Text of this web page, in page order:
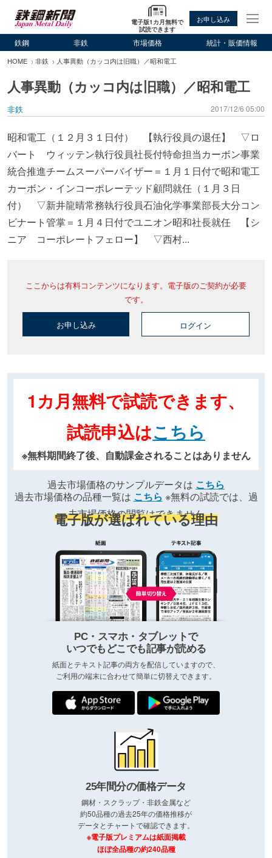
電子版1カ月無料で
試読できます
お申し込み
鉄鋼 非鉄 市場価格 統計・販価情報
HOME 非鉄 人事異動（カッコ内は旧職）／昭和電工
人事異動（カッコ内は旧職）／昭和電工
非鉄 2017/12/6 05:00
昭和電工（１２月３１日付） 【執行役員の退任】 ▽ロ
バート ウィッテン執行役員社長付特命担当カーボン事業
統合推進チームスーパーバイザー＝１月１日付で昭和電工
カーボン・インコーポレーテッド顧問就任（１月３日
付） ▽新井龍晴常務執行役員石油化学事業部長大分コン
ビナート管掌＝１月４日付でユニオン昭和社長就任 【シ
ニア コーポレートフェロー】 ▽西村...
ここからは有料コンテンツになります。電子版のご契約が必要
です。
お申し込み ログイン
1カ月無料で試読できます、
試読申込はこちら
※無料期間終了後、自動課金されることはありません
過去市場価格のサンプルデータは こちら
過去市場価格の品種一覧は こちら ※無料の試読では、過
去市場価格の閲覧はできません
電子版が選ばれている理由
PC・スマホ・タブレットで
いつでもどこでも記事が読める
紙面とテキスト記事の両方を配信していますので、
ご利用の端末に合わせて簡単に切替えできます。
25年間分の価格データ
鋼材・スクラップ・非鉄金属など
約50品種の過去25年の価格推移が
データとチャートで確認できます。
※電子版プレミアムは紙面掲載
ほぼ全品種の約240品種